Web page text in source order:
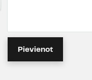
Pievienot